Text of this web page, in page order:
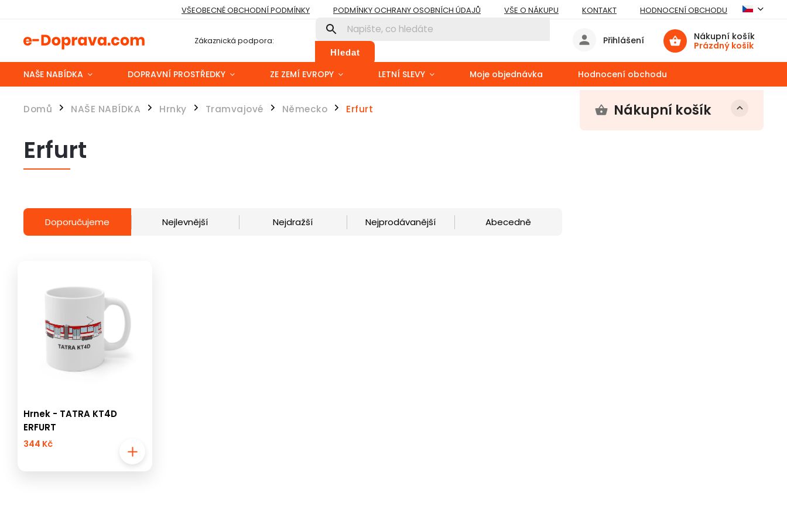
VŠEOBECNÉ OBCHODNÍ PODMÍNKY PODMÍNKY OCHRANY OSOBNÍCH ÚDAJŮ VŠE O NÁKUPU KONTAKT HODNOCENÍ OBCHODU
Zákaznická podpora:
Hledat
Nákupní košík
Prázdný košík
Přihlášení
NAŠE NABÍDKA DOPRAVNÍ PROSTŘEDKY ZE ZEMÍ EVROPY LETNÍ SLEVY Moje objednávka Hodnocení obchodu
Domů / NAŠE NABÍDKA / Hrnky / Tramvajové / Německo / Erfurt Nákupní košík
Erfurt
Doporučujeme Nejlevnější Nejdražší Nejprodávanější Abecedně
Hrnek - TATRA KT4D
ERFURT
344 Kč